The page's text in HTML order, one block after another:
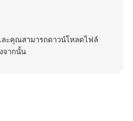
ะคุณสามารถดาวน์โหลดไฟล์
จากนั้น